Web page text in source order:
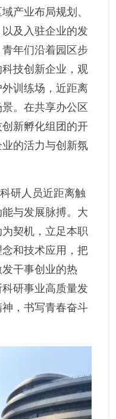
产业布局规划、
及入驻企业的发
年们沿着园区步
技创新企业，观
训练场，近距离
。在共享办公区
新孵化组团的开
的活力与创新氛
研人员近距离触
与发展脉搏。大
契机，立足本职
和技术应用，把
干事创业的热
研事业高质量发
，书写青春奋斗